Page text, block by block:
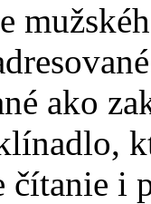
ako
čítanie i